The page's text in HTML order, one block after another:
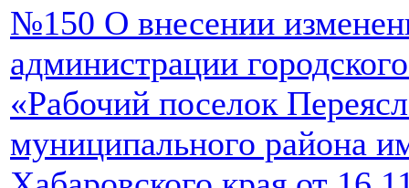
№150 О внесении
администрации
«Рабочий поселок
муниципального района